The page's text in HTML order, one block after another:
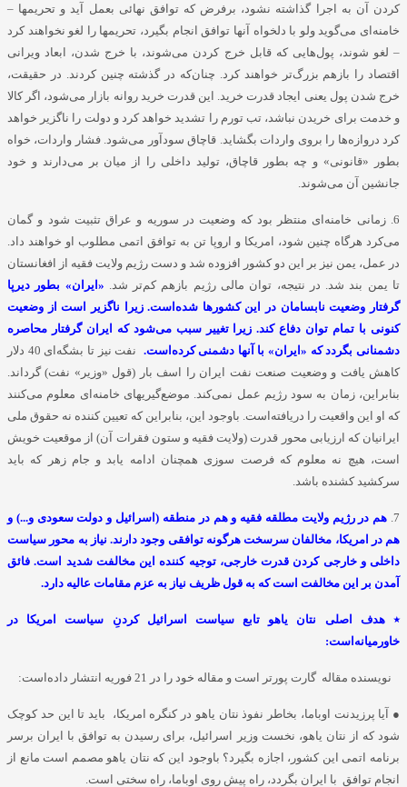
کردن آن به اجرا گذاشته نشود، برفرض که توافق نهائی بعمل آید و تحریمها –
خامنه‌ای می‌گوید ولو با دلخواه آنها توافق انجام بگیرد، تحریمها را لغو نخواهند کرد
– لغو شوند، پول‌هایی که قابل خرج کردن می‌شوند، با خرج شدن، ابعاد ویرانی
اقتصاد را بازهم بزرگ‌تر خواهند کرد. چنان‌که در گذشته چنین کردند. در حقیقت،
خرج شدن پول یعنی ایجاد قدرت خرید. این قدرت خرید روانه بازار می‌شود، اگر کالا
و خدمت برای خریدن نباشد، تب تورم را تشدید خواهد کرد و دولت را ناگزیر خواهد
کرد دروازه‌ها را بروی واردات بگشاید. قاچاق سودآور می‌شود. فشار واردات، خواه
بطور «قانونی» و چه بطور قاچاق، تولید داخلی را از میان بر می‌دارند و خود
جانشین آن می‌شوند.
6. زمانی خامنه‌ای منتظر بود که وضعیت در سوریه و عراق تثبیت شود و گمان
می‌کرد هرگاه چنین شود، امریکا و اروپا تن به توافق اتمی مطلوب او خواهند داد.
در عمل، یمن نیز بر این دو کشور افزوده شد و دست رژیم ولایت فقیه از افغانستان
تا یمن بند شد. در نتیجه، توان مالی رژیم بازهم کم‌تر شد. «ایران» بطور دیرپا
گرفتار وضعیت نابسامان در این کشورها شده‌است. زیرا ناگزیر است از وضعیت
کنونی با تمام توان دفاع کند. زیرا تغییر سبب می‌شود که ایران گرفتار محاصره
دشمنانی بگردد که «ایران» با آنها دشمنی کرده‌است.
نفت نیز تا بشگه‌ای 40 دلار
کاهش یافت و وضعیت صنعت نفت ایران را اسف بار (قول «وزیر» نفت) گرداند.
بنابراین، زمان به سود رژیم عمل نمی‌کند. موضع‌گیریهای خامنه‌ای معلوم می‌کنند
که او این واقعیت را دریافته‌است. باوجود این، بنابراین که تعیین کننده نه حقوق ملی
ایرانیان که ارزیابی محور قدرت (ولایت فقیه و ستون فقرات آن) از موقعیت خویش
است، هیچ نه معلوم که فرصت سوزی همچنان ادامه یابد و جام زهر که باید
سرکشید کشنده باشد.
7. هم در رژیم ولایت مطلقه فقیه و هم در منطقه (اسرائیل و دولت سعودی و...) و
هم در امریکا، مخالفان سرسخت هرگونه توافقی وجود دارند. نیاز به محور سیاست
داخلی و خارجی کردن قدرت خارجی، توجیه کننده این مخالفت شدید است. فائق
آمدن بر این مخالفت است که به قول ظریف نیاز به عزم مقامات عالیه دارد.
٭ هدف اصلی نتان یاهو تابع سیاست اسرائیل کردنِ سیاست امریکا در
خاورمیانه‌است:
نویسنده مقاله گارت پورتر است و مقاله خود را در 21 فوریه انتشار داده‌است:
● آیا پرزیدنت اوباما، بخاطر نفوذ نتان یاهو در کنگره امریکا، باید تا این حد کوچک
شود که از نتان یاهو، نخست وزیر اسرائیل، برای رسیدن به توافق با ایران برسر
برنامه اتمی این کشور، اجازه بگیرد؟ باوجود این که نتان یاهو مصمم است مانع از
انجام توافق با ایران بگردد، راه پیش روی اوباما، راه سختی است.